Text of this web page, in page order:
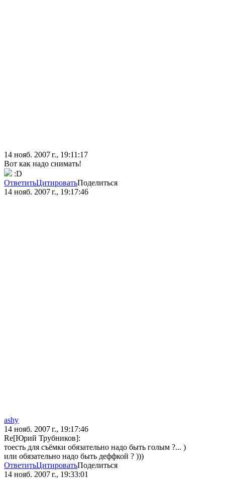
14 нояб. 2007 г., 19:11:17
Вот как надо снимать!
:D
ОтветитьЦитироватьПоделиться
14 нояб. 2007 г., 19:17:46
ashy
14 нояб. 2007 г., 19:17:46
Re[Юрий Трубников]:
тоесть для съёмки обязательно надо быть голым ?... )
или обязательно надо быть деффкой ? )))
ОтветитьЦитироватьПоделиться
14 нояб. 2007 г., 19:33:01